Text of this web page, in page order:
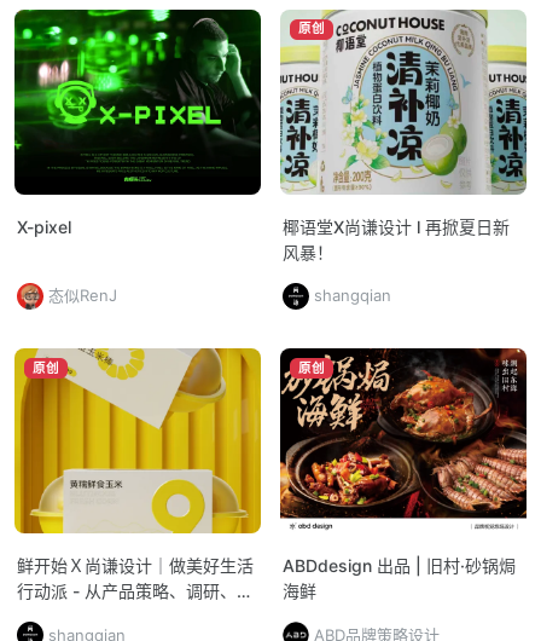
X-pixel
态似RenJ
原创
椰语堂X尚谦设计 l 再掀夏日新
风暴！
shangqian
原创
鲜开始Ｘ尚谦设计｜做美好生活
行动派 - 从产品策略、调研、研
shangqian
原创
ABDdesign 出品 | 旧村·砂锅焗
海鲜
ABD品牌策略设计